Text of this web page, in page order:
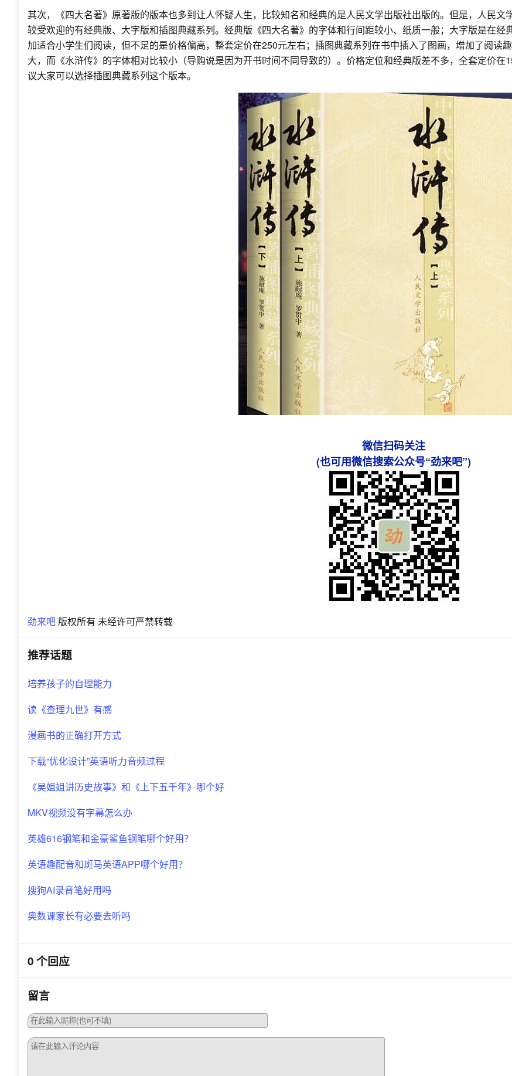
其次，《四大名著》原著版的版本也多到让人怀疑人生，比较知名和经典的是人民文学出版社出版的。但是，人民
较受欢迎的有经典版、大字版和插图典藏系列。经典版《四大名著》的字体和行间距较小、纸质一般；大字版是在
加适合小学生们阅读，但不足的是价格偏高，整套定价在250元左右；插图典藏系列在书中插入了图画，增加了阅读
大，而《水浒传》的字体相对比较小（导购说是因为开书时间不同导致的）。价格定位和经典版差不多，全套定价
议大家可以选择插图典藏系列这个版本。
微信扫码关注
(也可用微信搜索公众号“劲来吧”)
劲来吧 版权所有 未经许可严禁转载
推荐话题
培养孩子的自理能力
读《查理九世》有感
漫画书的正确打开方式
下载“优化设计”英语听力音频过程
《吴姐姐讲历史故事》和《上下五千年》哪个好
MKV视频没有字幕怎么办
英雄616钢笔和金豪鲨鱼钢笔哪个好用？
英语趣配音和斑马英语APP哪个好用？
搜狗AI录音笔好用吗
奥数课家长有必要去听吗
0 个回应
留言